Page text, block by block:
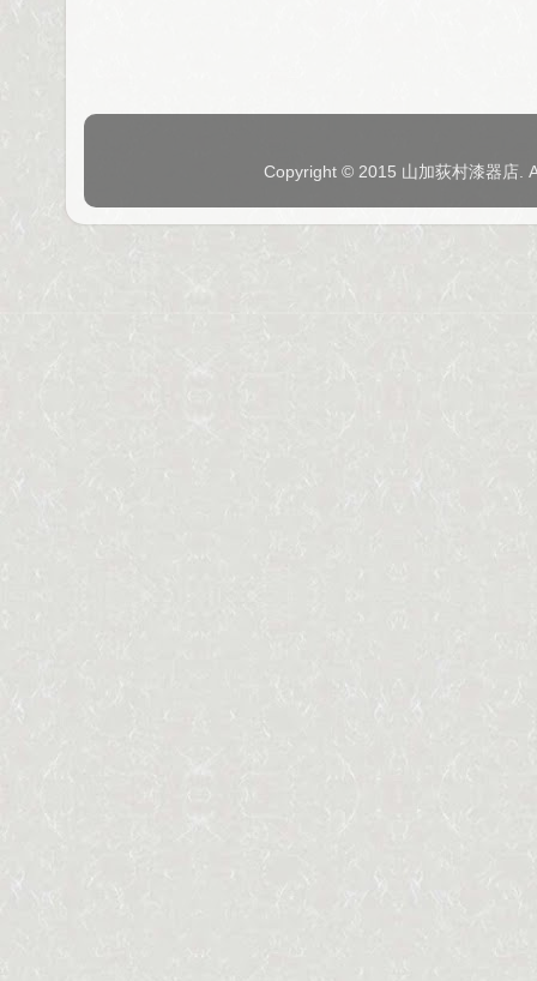
Copyright © 2015 山加荻村漆器店.